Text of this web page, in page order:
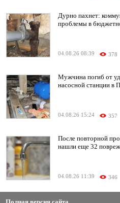
Дурно пахнет:
проблемы в
04.08.26 08:39 378
Мужчина погиб от
насосной станции в
04.08.26 15:24 357
После повторной
нашли еще 32
04.08.26 11:39 346